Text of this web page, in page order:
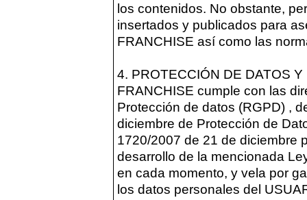
los contenidos. No obstante,
insertados y publicados para
FRANCHISE así como las
4. PROTECCIÓN DE DATOS
FRANCHISE cumple con las
Protección de datos (RGPD) ,
diciembre de Protección de
1720/2007 de 21 de diciembre
desarrollo de la mencionada
en cada momento, y vela por
los datos personales del